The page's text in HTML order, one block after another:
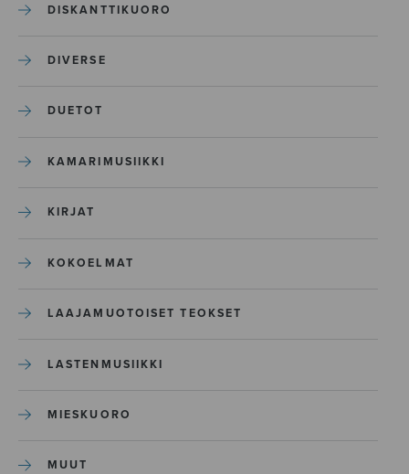
DISKANTTIKUORO
DIVERSE
DUETOT
KAMARIMUSIIKKI
KIRJAT
KOKOELMAT
LAAJAMUOTOISET TEOKSET
LASTENMUSIIKKI
MIESKUORO
MUUT